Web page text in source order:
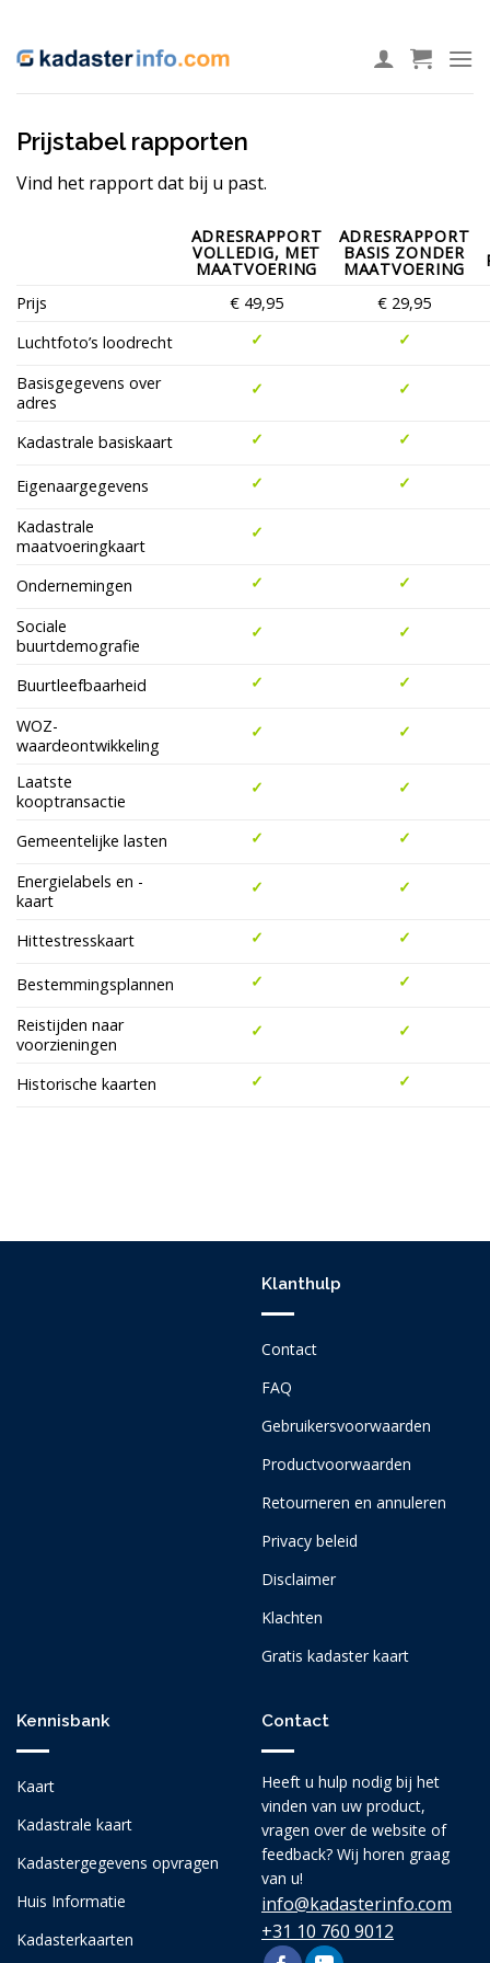
inhoud
Prijstabel rapporten
Vind het rapport dat bij u past.
ADRESRAPPORT
VOLLEDIG, MET
MAATVOERING
ADRESRAPPORT
BASIS ZONDER
MAATVOERING
Prijs € 49,95
€ 29,95
Luchtfoto’s loodrecht
✓ ✓
Basisgegevens over
adres
✓ ✓
Kadastrale basiskaart ✓ ✓
Eigenaargegevens ✓ ✓
Kadastrale
maatvoeringkaart
✓
Ondernemingen ✓ ✓
Sociale
buurtdemografie
✓ ✓
Buurtleefbaarheid ✓ ✓
WOZ-
waardeontwikkeling
✓ ✓
Laatste
kooptransactie
✓ ✓
Gemeentelijke lasten ✓ ✓
Energielabels en -
kaart
✓ ✓
Hittestresskaart ✓ ✓
Bestemmingsplannen ✓ ✓
Reistijden naar
voorzieningen
✓ ✓
Historische kaarten ✓ ✓
Klanthulp
Contact
FAQ
Gebruikersvoorwaarden
Productvoorwaarden
Retourneren en annuleren
Privacy beleid
Disclaimer
Klachten
Gratis kadaster kaart
Kennisbank
Kaart
Kadastrale kaart
Kadastergegevens opvragen
Huis Informatie
Kadasterkaarten
Contact
Heeft u hulp nodig bij het
vinden van uw product,
vragen over de website of
feedback? Wij horen graag
van u!
info@kadasterinfo.com
+31 10 760 9012